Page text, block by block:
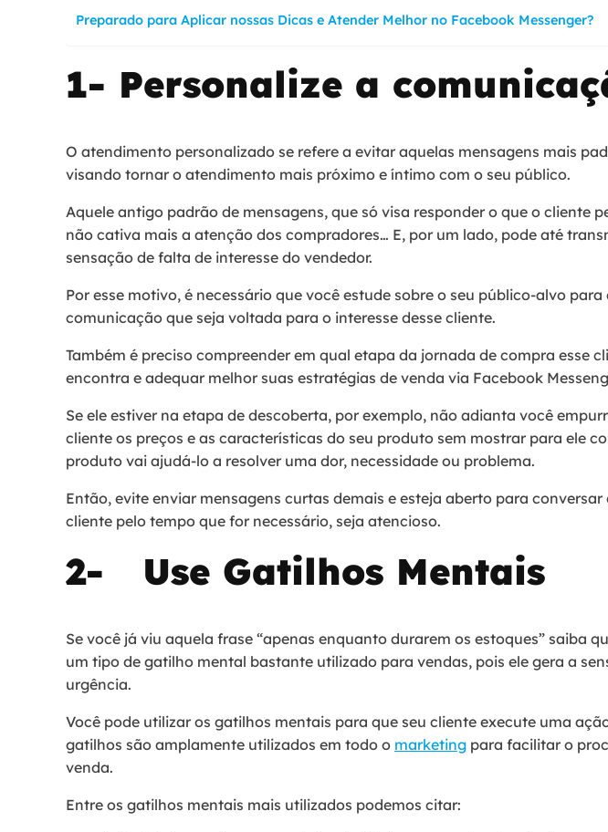
Preparado para Aplicar nossas Dicas e Atender Melhor no Facebook Messenger?
1- Personalize a
O atendimento personalizado se refere a evitar aquelas mensagens mais
visando tornar o atendimento mais próximo e íntimo com o seu público.
Aquele antigo padrão de mensagens, que só visa responder o que o cliente
não cativa mais a atenção dos compradores… E, por um lado, pode até
sensação de falta de interesse do vendedor.
Por esse motivo, é necessário que você estude sobre o seu público-alvo para
comunicação que seja voltada para o interesse desse cliente.
Também é preciso compreender em qual etapa da jornada de compra esse
encontra e adequar melhor suas estratégias de venda via Facebook
Se ele estiver na etapa de descoberta, por exemplo, não adianta você
cliente os preços e as características do seu produto sem mostrar para ele
produto vai ajudá-lo a resolver uma dor, necessidade ou problema.
Então, evite enviar mensagens curtas demais e esteja aberto para conversar
cliente pelo tempo que for necessário, seja atencioso.
2- Use Gatilhos Mentais
Se você já viu aquela frase “apenas enquanto durarem os estoques” saiba
um tipo de gatilho mental bastante utilizado para vendas, pois ele gera a
urgência.
Você pode utilizar os gatilhos mentais para que seu cliente execute uma
gatilhos são amplamente utilizados em todo o marketing para facilitar o
venda.
Entre os gatilhos mentais mais utilizados podemos citar: